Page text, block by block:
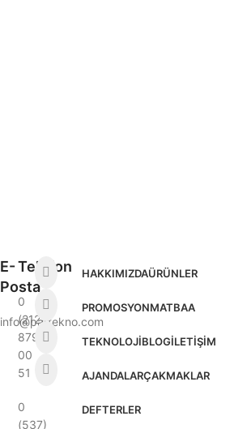
E-
Posta
info@partekno.com
Telefon
0
(212)
879
00
51
0
(537)
HAKKIMIZDAÜRÜNLER
PROMOSYONMATBAA
TEKNOLOJIBLOGİLETIŞIM
AJANDALARÇAKMAKLAR
DEFTERLER